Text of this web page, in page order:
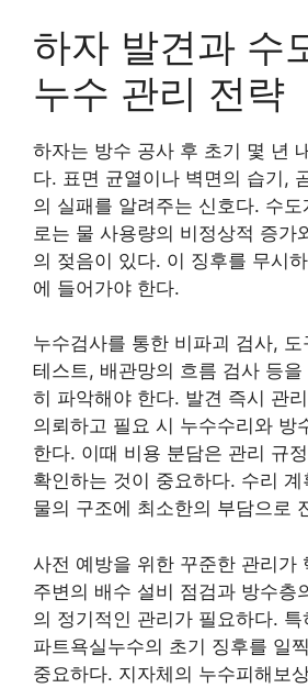
하자 발견과 수
누수 관리 전략
하자는 방수 공사 후 초기 몇 년
다. 표면 균열이나 벽면의 습기,
의 실패를 알려주는 신호다. 수
로는 물 사용량의 비정상적 증가
의 젖음이 있다. 이 징후를 무시
에 들어가야 한다.
누수검사를 통한 비파괴 검사,
테스트, 배관망의 흐름 검사 등
히 파악해야 한다. 발견 즉시 관
의뢰하고 필요 시 누수수리와 방
한다. 이때 비용 분담은 관리 규
확인하는 것이 중요하다. 수리
물의 구조에 최소한의 부담으로
사전 예방을 위한 꾸준한 관리가
주변의 배수 설비 점검과 방수층
의 정기적인 관리가 필요하다.
파트욕실누수의 초기 징후를 일
중요하다. 지자체의 누수피해보